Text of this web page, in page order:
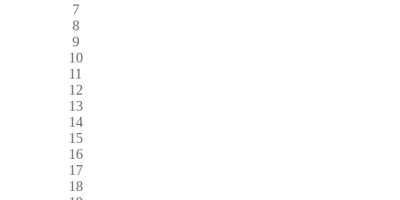
7
8
9
10
11
12
13
14
15
16
17
18